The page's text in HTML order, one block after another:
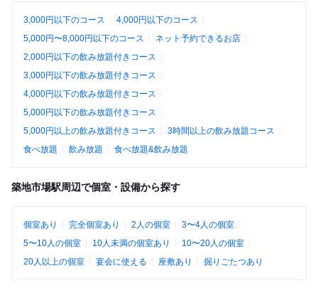
3,000円以下のコース
4,000円以下のコース
5,000円〜8,000円以下のコース
ネット予約できるお店
2,000円以下の飲み放題付きコース
3,000円以下の飲み放題付きコース
4,000円以下の飲み放題付きコース
5,000円以下の飲み放題付きコース
5,000円以上の飲み放題付きコース
3時間以上の飲み放題コース
食べ放題
飲み放題 食べ放題&飲み放題
築地市場駅周辺で個室・設備から探す
個室あり 完全個室あり 2人の個室
3〜4人の個室
5〜10人の個室
10人未満の個室あり
10〜20人の個室
20人以上の個室
宴会に使える 座敷あり 掘りごたつあり